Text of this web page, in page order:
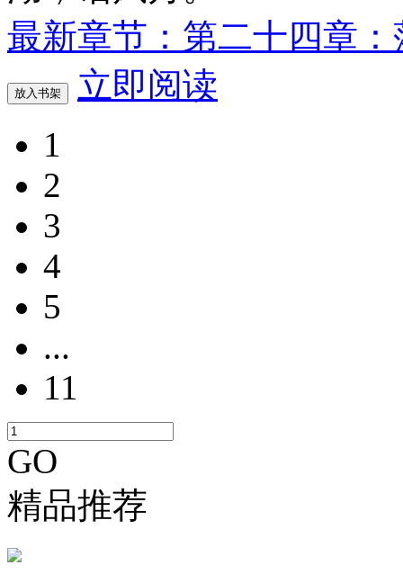
最新章节：第二十四章
放入书架
立即阅读
1
2
3
4
5
...
11
GO
精品推荐